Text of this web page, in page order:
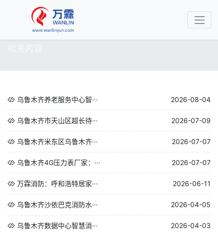
乌鲁木齐养老服务中心智··· 2026-08-04
乌鲁木齐市天山区超长待··· 2026-07-09
乌鲁木齐米东区乌鲁木齐··· 2026-07-07
乌鲁木齐4G压力表厂家：··· 2026-07-07
万霖消防：呼和浩特居家··· 2026-06-11
乌鲁木齐沙依巴克消防水··· 2026-04-05
乌鲁木齐数据中心智慧消··· 2026-04-03